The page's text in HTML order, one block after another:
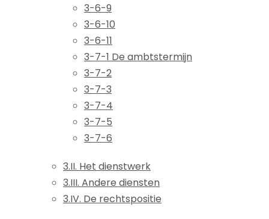
3-6-9
3-6-10
3-6-11
3-7-1 De ambtstermijn
3-7-2
3-7-3
3-7-4
3-7-5
3-7-6
3.II. Het dienstwerk
3.III. Andere diensten
3.IV. De rechtspositie